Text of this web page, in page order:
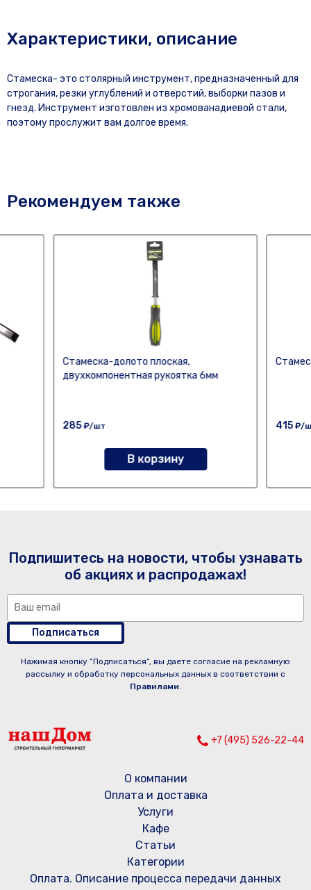
Характеристики, описание
Стамеска- это столярный инструмент, предназначенный для
строгания, резки углублений и отверстий, выборки пазов и
гнезд. Инструмент изготовлен из хромованадиевой стали,
поэтому прослужит вам долгое время.
Рекомендуем также
Стамеска-долото плоская,
двухкомпонентная рукоятка 6мм
285₽/шт
В корзину
415 ₽/
Подпишитесь на новости, чтобы узнавать
об акциях и распродажах!
Подписаться
Нажимая кнопку “Подписаться”, вы даете согласие на рекламную
рассылку и обработку персональных данных в соответствии с
Правилами.
+7 (495) 526-22-44
О компании
Оплата и доставка
Услуги
Кафе
Статьи
Категории
Оплата. Описание процесса передачи данных